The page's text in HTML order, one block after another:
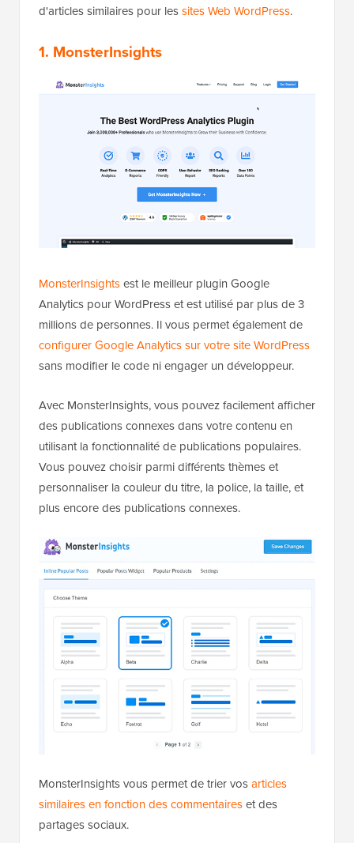
d'articles similaires pour lessites Web WordPress.
1. MonsterInsights
MonsterInsightsest le meilleur plugin Google
Analytics pour WordPress et est utilisé par plus de 3
millions de personnes. Il vous permet également de
configurer Google Analytics sur votre site WordPress
sans modifier le code ni engager un développeur.
Avec MonsterInsights, vous pouvez facilement afficher
des publications connexes dans votre contenu en
utilisant la fonctionnalité de publications populaires.
Vous pouvez choisir parmi différents thèmes et
personnaliser la couleur du titre, la police, la taille, et
plus encore des publications connexes.
MonsterInsights vous permet de trier vosarticles
similaires en fonction des commentaireset des
partages sociaux.